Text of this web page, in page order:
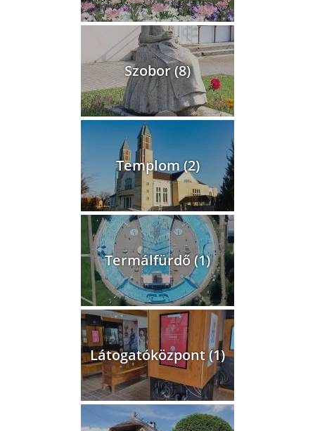
Szobor (8)
Templom (2)
Termálfürdő (1)
Látogatóközpont (1)